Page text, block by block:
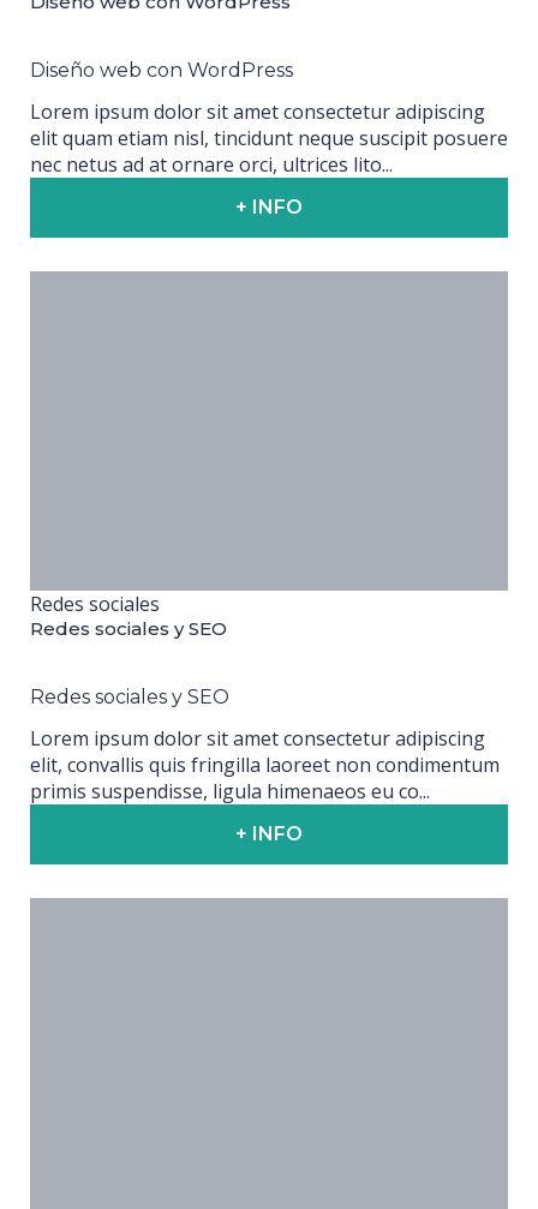
Diseño web con WordPress
Lorem ipsum dolor sit amet consectetur adipiscing
elit quam etiam nisl, tincidunt neque suscipit posuere
nec netus ad at ornare orci, ultrices lito...
+ INFO
Redes sociales
Redes sociales y SEO
Redes sociales y SEO
Lorem ipsum dolor sit amet consectetur adipiscing
elit, convallis quis fringilla laoreet non condimentum
primis suspendisse, ligula himenaeos eu co...
+ INFO